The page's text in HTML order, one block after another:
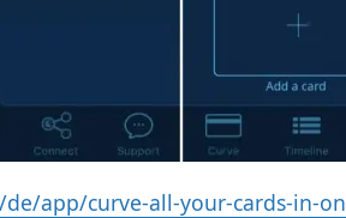
app/curve-all-your-cards-in-